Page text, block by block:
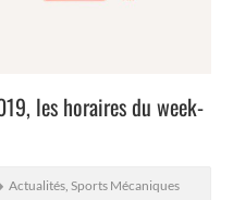
les horaires du week-
Actualités Sports Mécaniques